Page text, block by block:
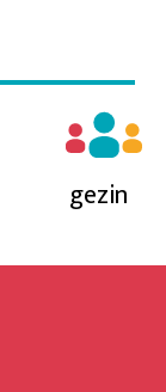
gezin